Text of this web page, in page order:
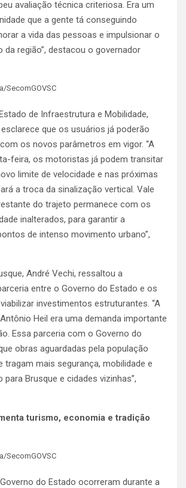
avaliação técnica criteriosa. Era um
que a gente tá conseguindo
a vida das pessoas e impulsionar o
da região”, destacou o governador
SecomGOVSC
de Infraestrutura e Mobilidade,
que os usuários já poderão
os novos parâmetros em vigor. “A
feira, os motoristas já podem transitar
limite de velocidade e nas próximas
a troca da sinalização vertical. Vale
do trajeto permanece com os
inalterados, para garantir a
de intenso movimento urbano”,
André Vechi, ressaltou a
entre o Governo do Estado e os
investimentos estruturantes. “A
Heil era uma demanda importante
Essa parceria com o Governo do
obras aguardadas pela população
tragam mais segurança, mobilidade e
para Brusque e cidades vizinhas”,
turismo, economia e tradição
SecomGOVSC
do Estado ocorreram durante a